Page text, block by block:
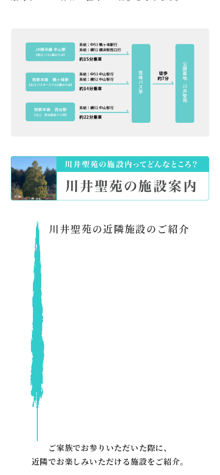
川井聖苑の近隣施設のご紹介
ご家族でお参りいただいた際に、
近隣でお楽しみいただける施設をご紹介。